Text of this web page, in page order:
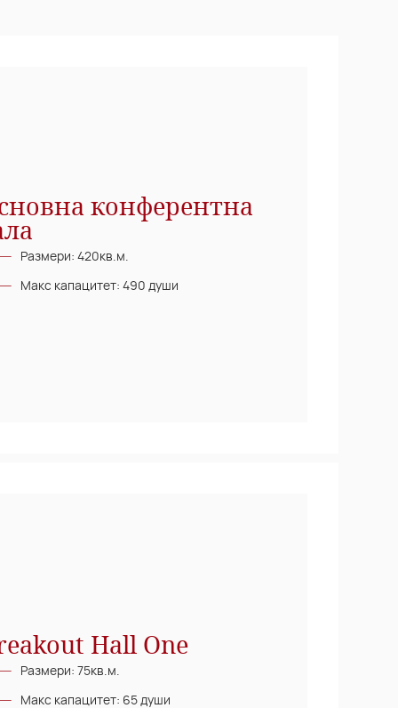
конферентна
Размери: 420кв.м.
Макс капацитет: 490 души
Hall One
Размери: 75кв.м.
Макс капацитет: 65 души